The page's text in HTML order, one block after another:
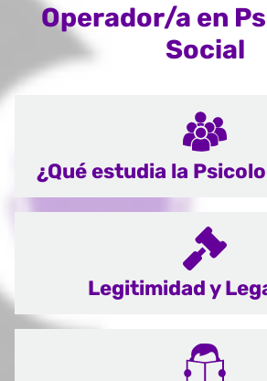
Operador/a en
Social
¿Qué estudia la
Legitimidad y